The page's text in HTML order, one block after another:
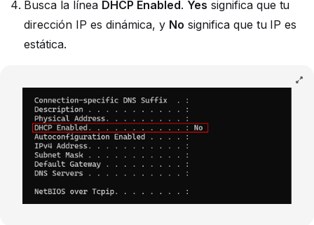
Busca la línea DHCP Enabled. Yes significa que tu
dirección IP es dinámica, y No significa que tu IP es
estática.